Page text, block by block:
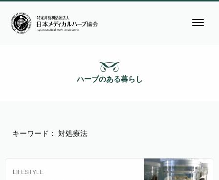
ハーブのある暮らし
キーワード： 対処療法
LIFESTYLE